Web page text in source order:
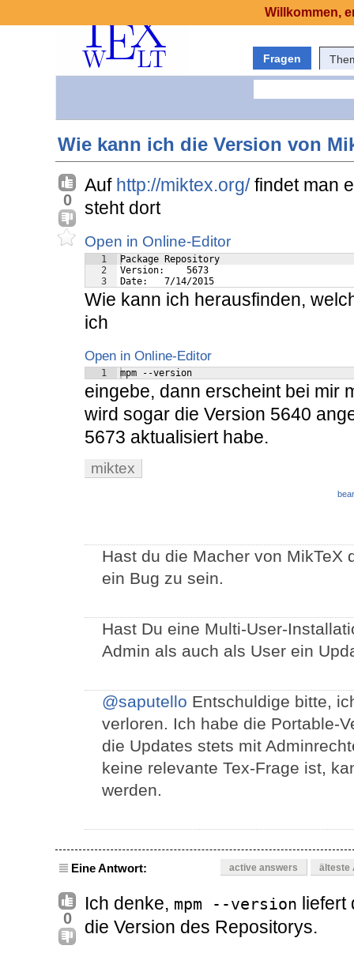
Fragen
Wie kann ich die Version von
0
Auf http://miktex.org/findet man
steht dort
Open in Online-Editor
1
2
3
Package Repository
Version:    5673
Date:   7/14/2015
Wie kann ich herausfinden,
ich
Open in Online-Editor
1 mpm --version
eingebe, dann erscheint bei mir
wird sogar die Version 5640
5673 aktualisiert habe.
miktex
Hast du die Macher von MikTeX
ein Bug zu sein.
Hast Du eine Multi-User-
Admin als auch als User ein
@saputello Entschuldige bitte,
verloren. Ich habe die Portable-
die Updates stets mit
keine relevante Tex-Frage ist,
werden.
Eine Antwort: active answers älteste
0
Ich denke, mpm --version
die Version des Repositorys.
Willkommen,